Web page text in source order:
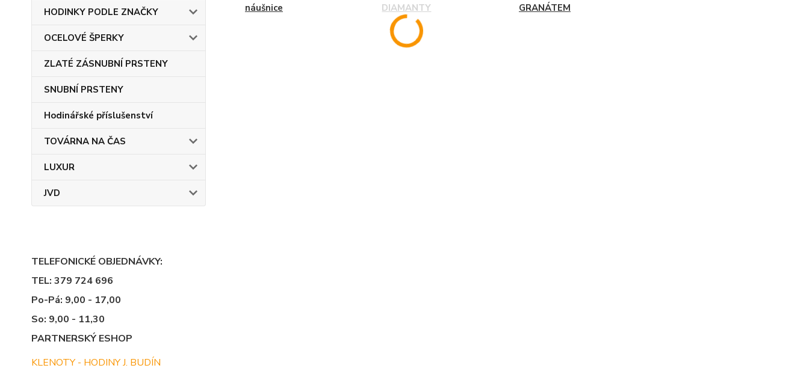
HODINKY PODLE ZNAČKY
OCELOVÉ ŠPERKY
ZLATÉ ZÁSNUBNÍ PRSTENY
SNUBNÍ PRSTENY
Hodinářské příslušenství
TOVÁRNA NA ČAS
LUXUR
JVD
TELEFONICKÉ OBJEDNÁVKY:
TEL: 379 724 696
Po-Pá: 9,00 - 17,00
So: 9,00 - 11,30
PARTNERSKÝ ESHOP
KLENOTY - HODINY J. BUDÍN
náušnice
DIAMANTY
GRANÁTEM